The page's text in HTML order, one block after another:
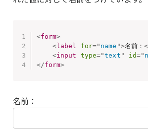
<form>
<label for=" name ">名前：
<input type="text " id="
</form>
名前：